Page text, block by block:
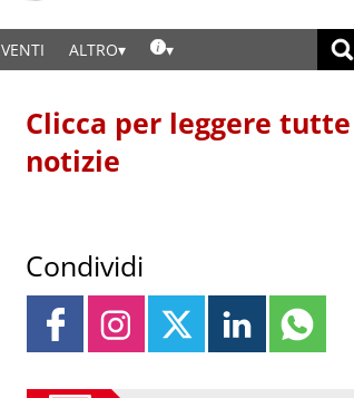
ALTRO
Clicca per leggere
notizie
Condividi